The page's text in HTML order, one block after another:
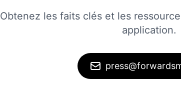
Obtenez les faits clés et les
application.